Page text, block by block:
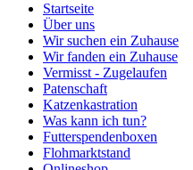
Startseite
Über uns
Wir suchen ein Zuhause
Wir fanden ein Zuhause
Vermisst - Zugelaufen
Patenschaft
Katzenkastration
Was kann ich tun?
Futterspendenboxen
Flohmarktstand